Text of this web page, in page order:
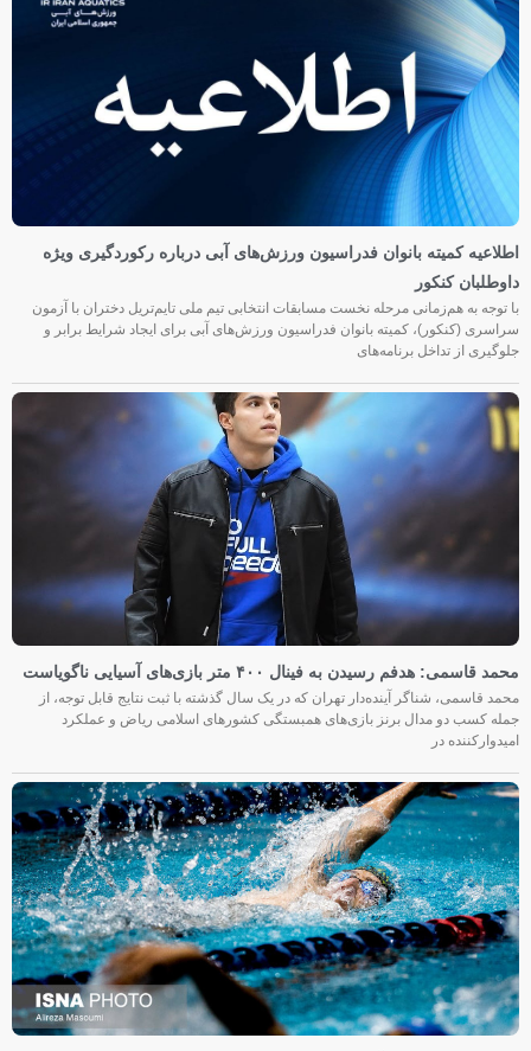
اطلاعیه کمیته بانوان فدراسیون ورزش‌های آبی درباره رکوردگیری ویژه
داوطلبان کنکور
با توجه به هم‌زمانی مرحله نخست مسابقات انتخابی تیم ملی تایم‌تریل دختران با آزمون
سراسری (کنکور)، کمیته بانوان فدراسیون ورزش‌های آبی برای ایجاد شرایط برابر و
جلوگیری از تداخل برنامه‌های
محمد قاسمی: هدفم رسیدن به فینال ۴۰۰ متر بازی‌های آسیایی ناگویاست
محمد قاسمی، شناگر آینده‌دار تهران که در یک سال گذشته با ثبت نتایج قابل توجه، از
جمله کسب دو مدال برنز بازی‌های همبستگی کشورهای اسلامی ریاض و عملکرد
امیدوارکننده در